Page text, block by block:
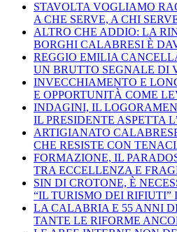
STAVOLTA VOGLIAMO
A CHE SERVE, A CHI
ALTRO CHE ADDIO: LA
BORGHI CALABRESI È
REGGIO EMILIA
UN BRUTTO SEGNALE DI
INVECCHIAMENTO E
E OPPORTUNITÀ COME
INDAGINI, IL
IL PRESIDENTE ASPETTA
ARTIGIANATO
CHE RESISTE CON
FORMAZIONE, IL
TRA ECCELLENZA E
SIN DI CROTONE, È
“IL TURISMO DEI
LA CALABRIA E 55 ANNI
TANTE LE RIFORME